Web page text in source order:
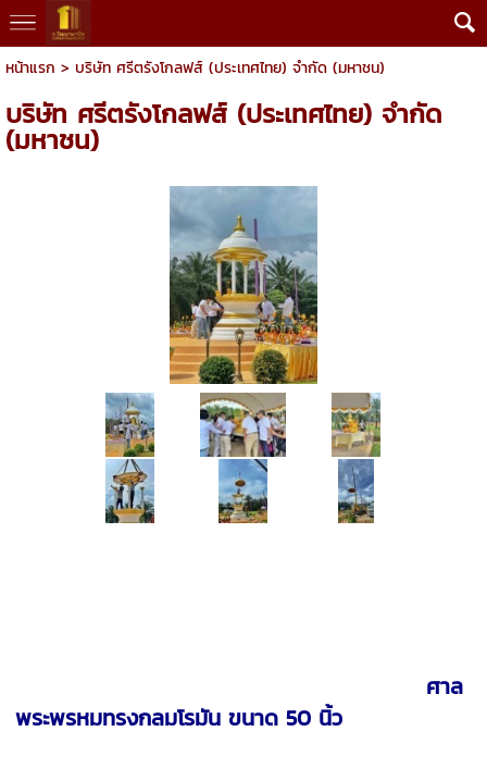
หน้าแรก > บริษัท ศรีตรังโกลฟส์ (ประเทศไทย) จำกัด (มหาชน)
บริษัท ศรีตรังโกลฟส์ (ประเทศไทย) จำกัด
(มหาชน)
ศาล
พระพรหมทรงกลมโรมัน ขนาด 50 นิ้ว